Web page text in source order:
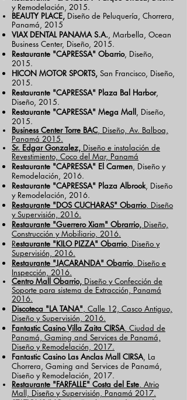
y Remodelación, 2015.
BEAUTY PLACE, Diseño de Peluquería, Chorrera,
Panamá, 2015
VIAX DENTAL PANAMA S.A., Marbella, Ocean
Business Center, Diseño, 2015.
Restaurante "CAPRESSA" Obarrio, Diseño,
2015.
HICON MOTOR SPORTS, San Francisco, Diseño,
2015.
Restaurante "CAPRESSA" Plaza Bal Harbor,
Diseño, 2015.
Restaurante "CAPRESSA" Mega Mall, Diseño,
2015.
Business Center Torre BAC, Diseño, Av. Balboa,
Panamá 2015.
Sr. Edgar Gonzalez, Diseño e instalación de
Revestimiento, Coco del Mar, Panamá
Restaurante "CAPRESSA" El Carmen, Diseño y
Remodelación, 2016.
Restaurante "CAPRESSA" Plaza Albrook, Diseño
y Remodelación, 2016.
Restaurante "DOS CUCHARAS" Obarrio, Diseño
y Supervisión, 2016.
Restaurante "Guerrero Xiam" Obrarrio, Diseño,
Construcción y Mobiliario, 2016.
Restaurante "KILO PIZZA" Obarrio, Diseño y
Supervisión, 2016.
Restaurante "JACARANDA" Obarrio, Diseño e
Inspección, 2016.
Centro Mall Obarrio, Diseño y Confección de
Soporte para sistema de Extracción, Panamá
2016.
Discoteca "LA TANA", Calle 12, Casco Antiguo,
Diseño y Supervisión, 2016.
Fantastic Casino Villa Zaita CIRSA, Ciudad de
Panamá, Gaming and Services de Panamá,
Diseño y Remodelación, 2017.
Fantastic Casino Las Anclas Mall CIRSA, La
Chorrera, Gaming and Services de Panamá,
Diseño y Remodelación, 2017.
Restaurante "FARFALLE" Costa del Este, Atrio
Mall, Diseño y Supervisión, Panamá 2017.